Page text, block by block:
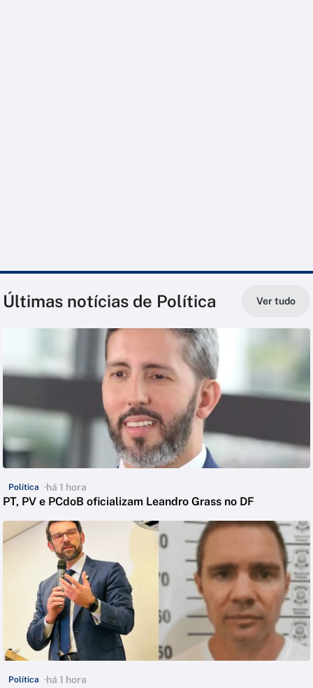
Últimas notícias de Política Ver tudo
Política há 1 hora
PT, PV e PCdoB oficializam Leandro Grass no DF
Política há 1 hora